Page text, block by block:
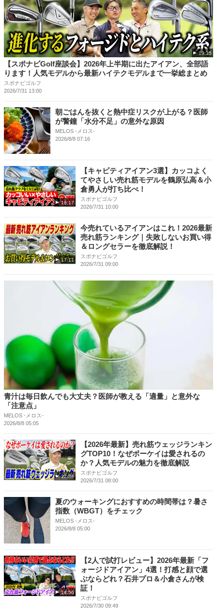
19:35
【スポナビGolf座談会】2026年上半期に出たアイアン、全部語
ります！人気モデルから最新ハイテクモデルまで一挙総まとめ
スポナビゴルフ
2026/7/31 13:00
朝ごはんを抜くと熱中症リスクが上がる？医師
が警鐘「水分不足」の意外な原因
MELOS -メロス-
2026/8/8 07:16
16:17
【キャビティアイアン3選】カッコよく
てやさしい売れ筋モデルを鶴原弘高＆小
倉勇人が打ち比べ！
スポナビゴルフ
2026/7/31 10:00
17:11
今売れているアイアンはこれ！2026最新
売れ筋ランキング｜失敗しないお買い得
＆ロングセラーを徹底解説！
スポナビゴルフ
2026/7/31 09:00
青汁は毎日飲んでも大丈夫？医師が教える「適量」と意外な
「注意点」
MELOS -メロス-
2026/8/8 05:05
22:36
【2026年最新】売れ筋ウェッジランキン
グTOP10！なぜボーケイは愛されるの
か？人気モデルの魅力を徹底解説
スポナビゴルフ
2026/7/31 08:00
夏のウォーキングにおすすめの時間帯は？暑さ
指数（WBGT）をチェック
MELOS -メロス-
2026/8/8 05:00
14:56
【2人で試打レビュー】2026年最新「フ
ォージドアイアン」4選！打感と顔で選
ぶならどれ？石井プロ＆小倉さんが検
証！
スポナビゴルフ
2026/7/30 09:49